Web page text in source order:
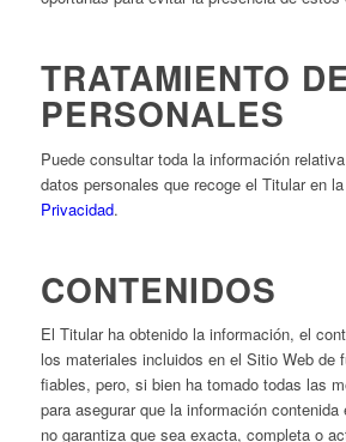
TRATAMIENTO
PERSONALES
Puede consultar toda la información
datos personales que recoge el Titular en
Privacidad.
CONTENIDOS
El Titular ha obtenido la información, el
los materiales incluidos en el Sitio Web de
fiables, pero, si bien ha tomado todas las
para asegurar que la información
no garantiza que sea exacta, completa o